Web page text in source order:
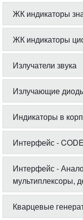
ЖК индикаторы
ЖК индикаторы
Излучатели звука
Излучающие
Индикаторы в
Интерфейс -
Интерфейс -
мультиплексоры,
Кварцевые